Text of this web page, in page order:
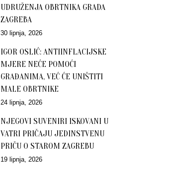
UDRUŽENJA OBRTNIKA GRADA
ZAGREBA
30 lipnja, 2026
IGOR OSLIĆ: ANTIINFLACIJSKE
MJERE NEĆE POMOĆI
GRAĐANIMA, VEĆ ĆE UNIŠTITI
MALE OBRTNIKE
24 lipnja, 2026
NJEGOVI SUVENIRI ISKOVANI U
VATRI PRIČAJU JEDINSTVENU
PRIČU O STAROM ZAGREBU
19 lipnja, 2026